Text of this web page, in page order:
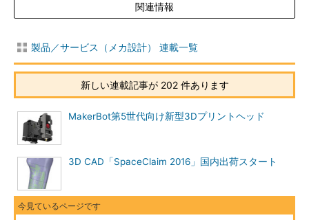
関連情報
製品／サービス（メカ設計） 連載一覧
新しい連載記事が 202 件あります
MakerBot第5世代向け新型3Dプリントヘッド
3D CAD「SpaceClaim 2016」国内出荷スタート